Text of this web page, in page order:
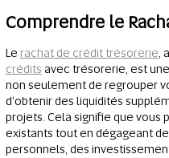
Comprendre le
Le rachat de crédit trésorerie,
crédits avec trésorerie, est
non seulement de regrouper
d'obtenir des liquidités
projets. Cela signifie que vous
existants tout en dégageant
personnels, des